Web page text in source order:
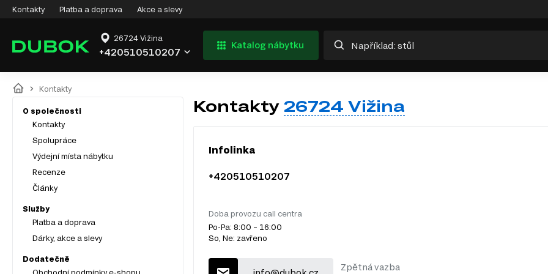
Kontakty Platba a doprava Akce a slevy
26724 Vižina
+420510510207
Katalog nábytku
Kontakty
O společnosti
Kontakty
Spolupráce
Výdejní místa nábytku
Recenze
Články
Služby
Platba a doprava
Dárky, akce a slevy
Dodatečně
Obchodní podmínky e-shopu
Kontakty 26724 Vižina
Infolinka
+420510510207
Doba provozu call centra
Po-Pa: 8:00 – 16:00
So, Ne: zavřeno
Zpětná vazba